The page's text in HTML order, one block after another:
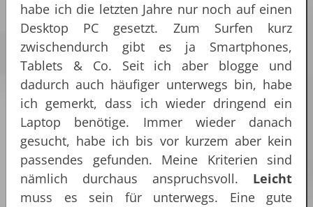
habe ich die letzten Jahre nur noch auf einen
Desktop PC gesetzt. Zum Surfen kurz
zwischendurch gibt es ja Smartphones,
Tablets & Co. Seit ich aber blogge und
dadurch auch häufiger unterwegs bin, habe
ich gemerkt, dass ich wieder dringend ein
Laptop benötige. Immer wieder danach
gesucht, habe ich bis vor kurzem aber kein
passendes gefunden. Meine Kriterien sind
nämlich durchaus anspruchsvoll. Leicht
muss es sein für unterwegs. Eine gute